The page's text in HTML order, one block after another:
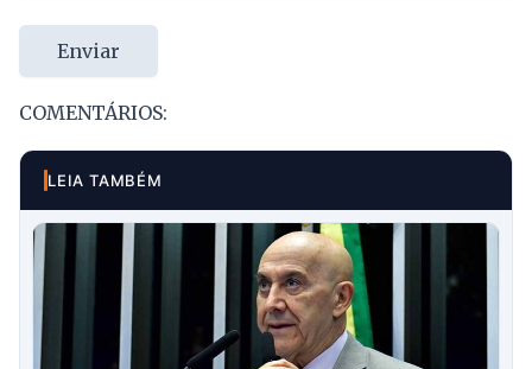
Enviar
COMENTÁRIOS:
LEIA TAMBÉM